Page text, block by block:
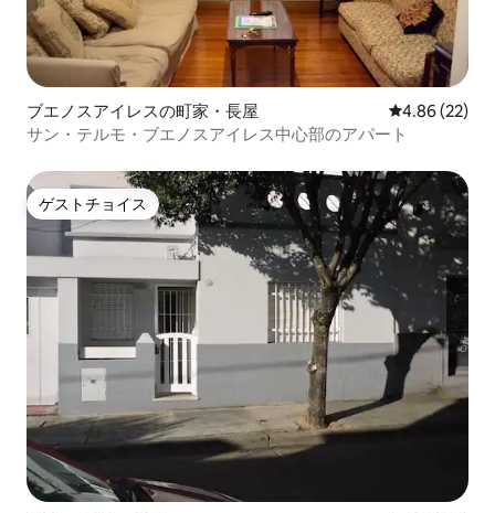
ブエノスアイレスの町家・長屋 レビュー22
4.86 (22)
サン・テルモ・ブエノスアイレス中心部のアパート
ゲストチョイス
ゲストチョイス